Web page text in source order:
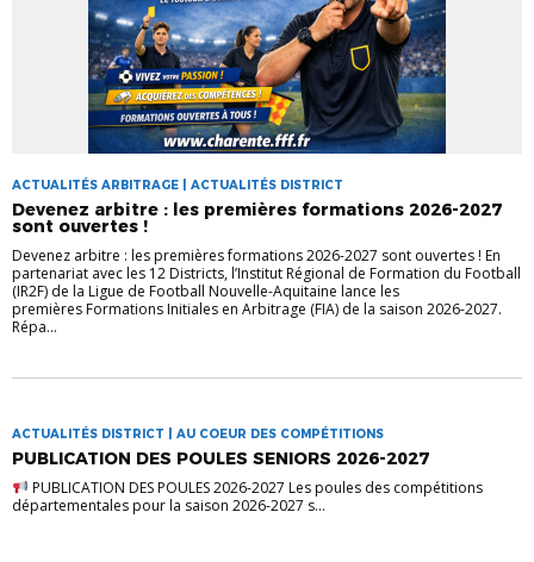
ACTUALITÉS ARBITRAGE | ACTUALITÉS DISTRICT
Devenez arbitre : les premières formations 2026-2027
sont ouvertes !
Devenez arbitre : les premières formations 2026-2027 sont ouvertes ! En
partenariat avec les 12 Districts, l’Institut Régional de Formation du Football
(IR2F) de la Ligue de Football Nouvelle-Aquitaine lance les
premières Formations Initiales en Arbitrage (FIA) de la saison 2026-2027.
Répa...
ACTUALITÉS DISTRICT | AU COEUR DES COMPÉTITIONS
PUBLICATION DES POULES SENIORS 2026-2027
PUBLICATION DES POULES 2026-2027 Les poules des compétitions
départementales pour la saison 2026-2027 s...